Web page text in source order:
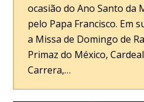
ocasião do Ano Santo da
pelo Papa Francisco. Em
a Missa de Domingo de
Primaz do México,
Carrera,…